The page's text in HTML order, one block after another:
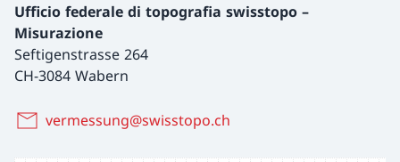
Ufficio federale di topografia swisstopo –
Misurazione
Seftigenstrasse 264
CH-3084 Wabern
vermessung@swisstopo.ch